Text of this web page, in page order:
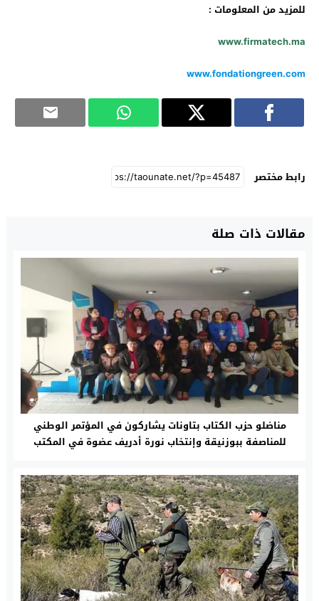
للمزيد من المعلومات :
www.firmatech.ma
www.fondationgreen.com
رابط مختصر
مقالات ذات صلة
مناضلو حزب الكتاب بتاونات يشاركون في المؤتمر الوطني
للمناصفة ببوزنيقة وإنتخاب نورة أدريف عضوة في المكتب